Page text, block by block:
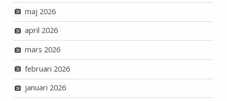
maj 2026
april 2026
mars 2026
februari 2026
januari 2026